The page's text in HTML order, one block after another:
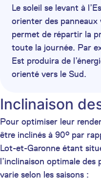
Le soleil se levant à
orienter des panneaux
permet de répartir la
toute la journée. Par
Est produira de
orienté vers le Sud.
Inclinaison
Pour optimiser leur
être inclinés à 90° par
Lot-et-Garonne étant
l’inclinaison optimale des
varie selon les saisons :